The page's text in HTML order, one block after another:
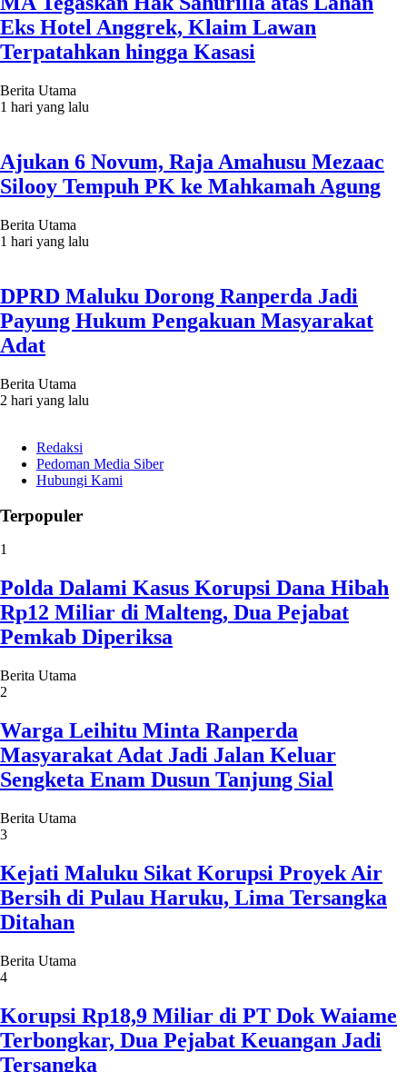
Eks Hotel Anggrek, Klaim Lawan
Terpatahkan hingga Kasasi
Berita Utama
1 hari yang lalu
Ajukan 6 Novum, Raja Amahusu Mezaac
Silooy Tempuh PK ke Mahkamah Agung
Berita Utama
1 hari yang lalu
DPRD Maluku Dorong Ranperda Jadi
Payung Hukum Pengakuan Masyarakat
Adat
Berita Utama
2 hari yang lalu
Redaksi
Pedoman Media Siber
Hubungi Kami
Terpopuler
1
Polda Dalami Kasus Korupsi Dana Hibah
Rp12 Miliar di Malteng, Dua Pejabat
Pemkab Diperiksa
Berita Utama
2
Warga Leihitu Minta Ranperda
Masyarakat Adat Jadi Jalan Keluar
Sengketa Enam Dusun Tanjung Sial
Berita Utama
3
Kejati Maluku Sikat Korupsi Proyek Air
Bersih di Pulau Haruku, Lima Tersangka
Ditahan
Berita Utama
4
Korupsi Rp18,9 Miliar di PT Dok Waiame
Terbongkar, Dua Pejabat Keuangan Jadi
Tersangka